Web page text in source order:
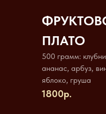
ПЛАТО
500 грамм:
ананас, арбуз,
яблоко, груша
1800р.